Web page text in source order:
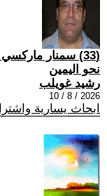
(33) سمنار
نحو اليمين
رشيد غويلب
2026 / 8 / 10
ابحاث يسارية